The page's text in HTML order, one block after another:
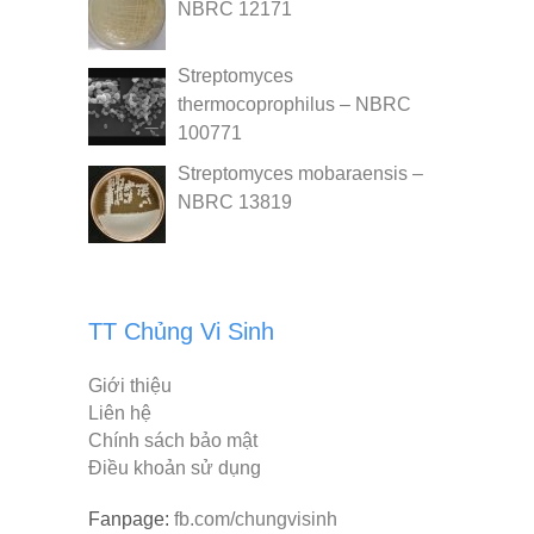
NBRC 12171
Streptomyces
thermocoprophilus – NBRC
100771
Streptomyces mobaraensis –
NBRC 13819
TT Chủng Vi Sinh
Giới thiệu
Liên hệ
Chính sách bảo mật
Điều khoản sử dụng
Fanpage: fb.com/chungvisinh